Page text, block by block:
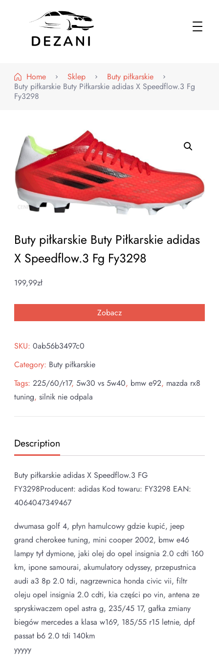
Home
Sklep
Buty piłkarskie
Buty piłkarskie Buty Piłkarskie adidas X Speedflow.3 Fg
Fy3298
Buty piłkarskie Buty Piłkarskie adidas
X Speedflow.3 Fg Fy3298
199,99zł
Zobacz
SKU: 0ab56b3497c0
Category: Buty piłkarskie
Tags: 225/60/r17, 5w30 vs 5w40, bmw e92, mazda rx8
tuning, silnik nie odpala
Description
Buty piłkarskie adidas X Speedflow.3 FG
FY3298Producent: adidas Kod towaru: FY3298 EAN:
4064047349467
dwumasa golf 4, płyn hamulcowy gdzie kupić, jeep
grand cherokee tuning, mini cooper 2002, bmw e46
lampy tył dymione, jaki olej do opel insignia 2.0 cdti 160
km, ipone samourai, akumulatory odyssey, przepustnica
audi a3 8p 2.0 tdi, nagrzewnica honda civic vii, filtr
oleju opel insignia 2.0 cdti, kia części po vin, antena ze
spryskiwaczem opel astra g, 235/45 17, gałka zmiany
biegów mercedes a klasa w169, 185/55 r15 letnie, dpf
passat b6 2.0 tdi 140km
yyyyy